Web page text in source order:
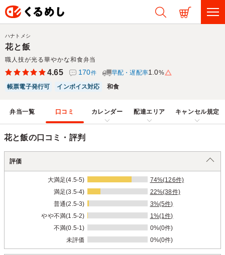
花と飯
職人技が光る華やかな和食弁当
ハナトメシ
4.65 170件 早配・遅配率1.0%
帳票電子発行可
インボイス対応 和食
弁当一覧 口コミ カレンダー 配達エリア キャンセル規定
花と飯の口コミ・評判
評価
大満足(4.5-5)
74%(126件)
満足(3.5-4)
22%(38件)
普通(2.5-3)
3%(5件)
やや不満(1.5-2)
1%(1件)
不満(0.5-1)
0%(0件)
未評価
0%(0件)